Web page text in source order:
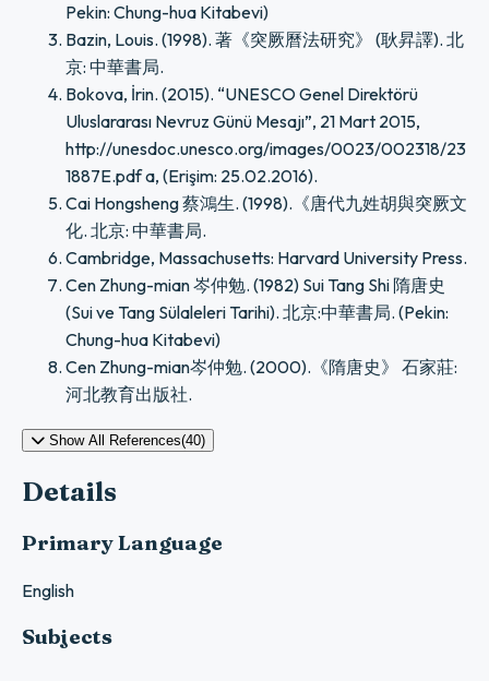
Pekin: Chung-hua Kitabevi)
Bazin, Louis. (1998). 著《突厥曆法研究》 (耿昇譯). 北
京: 中華書局.
Bokova, İrin. (2015). “UNESCO Genel Direktörü
Uluslararası Nevruz Günü Mesajı”, 21 Mart 2015,
http://unesdoc.unesco.org/images/0023/002318/23
1887E.pdf a, (Erişim: 25.02.2016).
Cai Hongsheng 蔡鴻生. (1998).《唐代九姓胡與突厥文
化. 北京: 中華書局.
Cambridge, Massachusetts: Harvard University Press.
Cen Zhung-mian 岑仲勉. (1982) Sui Tang Shi 隋唐史
(Sui ve Tang Sülaleleri Tarihi). 北京:中華書局. (Pekin:
Chung-hua Kitabevi)
Cen Zhung-mian岑仲勉. (2000).《隋唐史》 石家莊:
河北教育出版社.
Show All References(40)
Details
Primary Language
English
Subjects